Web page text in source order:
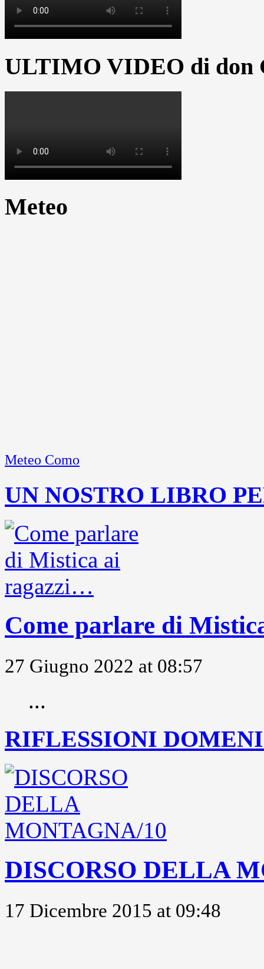
ULTIMO VIDEO di don
Meteo
Meteo Como
UN NOSTRO LIBRO
Come parlare di
27 Giugno 2022 at 08:57
...
RIFLESSIONI
DISCORSO DELLA
17 Dicembre 2015 at 09:48